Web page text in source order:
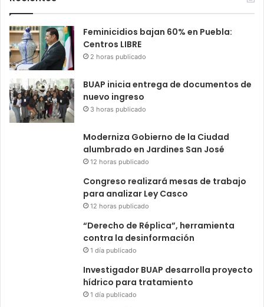
Feminicidios bajan 60% en Puebla:
Centros LIBRE
2 horas publicado
BUAP inicia entrega de documentos de
nuevo ingreso
3 horas publicado
Moderniza Gobierno de la Ciudad
alumbrado en Jardines San José
12 horas publicado
Congreso realizará mesas de trabajo
para analizar Ley Casco
12 horas publicado
“Derecho de Réplica”, herramienta
contra la desinformación
1 día publicado
Investigador BUAP desarrolla proyecto
hídrico para tratamiento
1 día publicado